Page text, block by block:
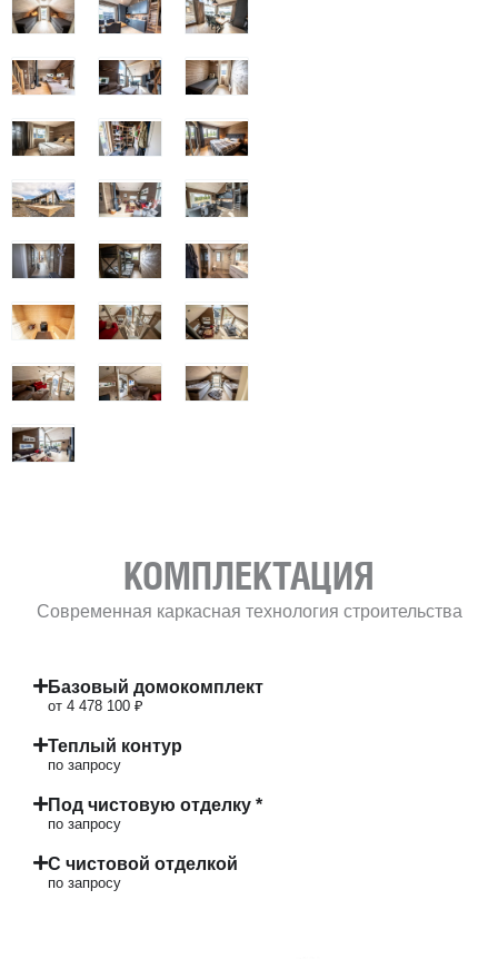
КОМПЛЕКТАЦИЯ
Современная каркасная технология строительства
Базовый домокомплект
от 4 478 100 ₽
Теплый контур
по запросу
Под чистовую отделку *
по запросу
С чистовой отделкой
по запросу